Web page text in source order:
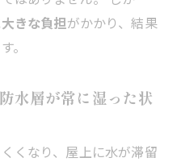
きな負担がかかり、結果
。
水層が常に湿った状
なり、屋上に水が滞留